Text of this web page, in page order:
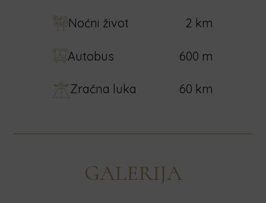
Noćni život 2 km
Autobus 600 m
Zračna luka 60 km
GALERIJA